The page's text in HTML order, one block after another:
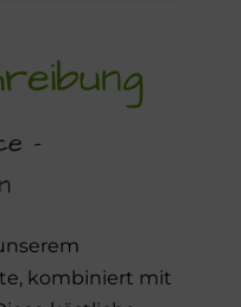
–
kombiniert mit